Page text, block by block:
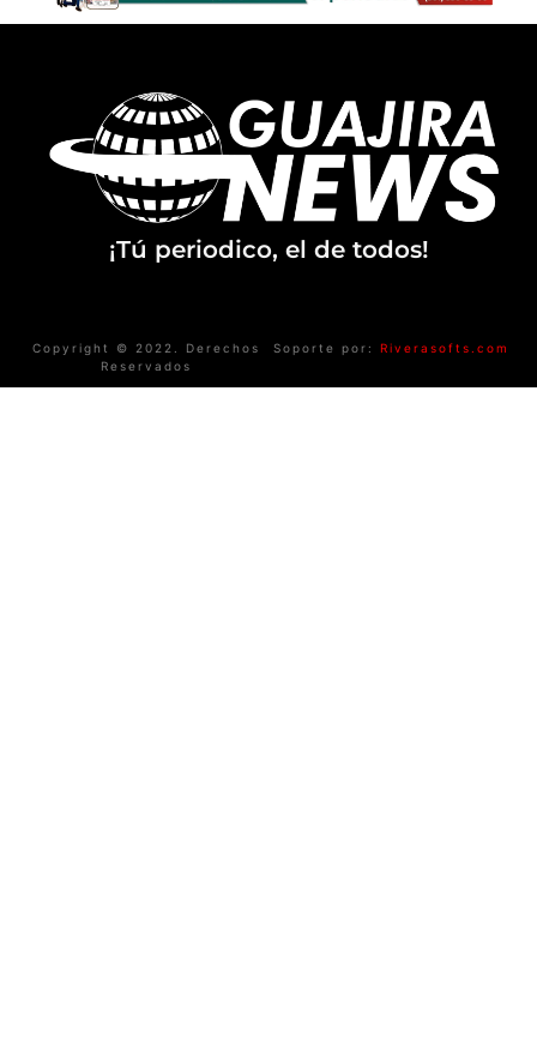
¡Tú periodico, el de todos!
Copyright © 2022. Derechos
Reservados
Soporte por: Riverasofts.com